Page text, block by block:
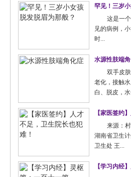
这是一
见的病例，
时...
水源性肢端
双手皮肤
老化，接触
白、脱皮，
来源：
湖南省卫生
卫生处 王...